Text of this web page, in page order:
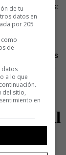
York Times:
gente, que
a EEUU y
son
reportaje? ¿Es
un contenido
no termina el
al
de tu
datos en
por 205
de
datos
a lo que
del sitio,
en